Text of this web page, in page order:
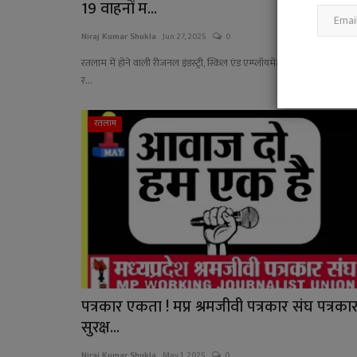
19 वाहनों म...
Niraj Kumar Shukla Jun 27, 2025 0
रतलाम में होने वाली रीजनल इंडस्ट्री, स्किल एंड एम्प्लॉयमेंट कॉन्क्लेव के लिए आ
र...
रतलाम
पत्रकार एकता ! मप्र श्रमजीवी पत्रकार संघ
सुरक्ष...